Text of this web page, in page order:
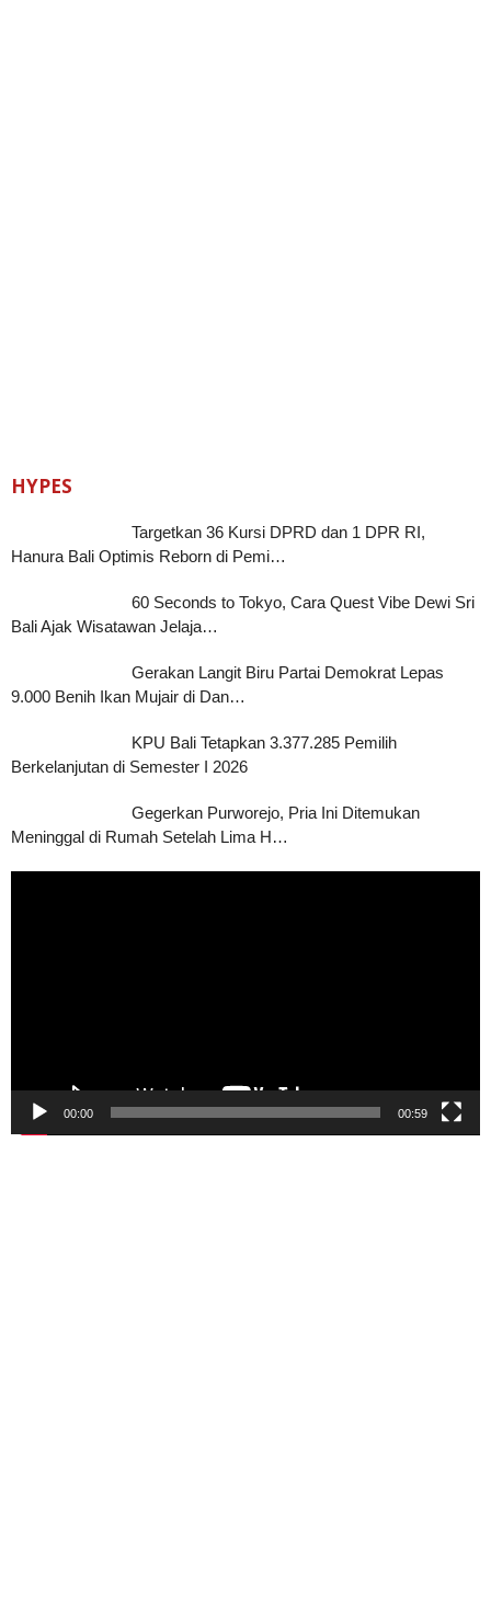
HYPES
Targetkan 36 Kursi DPRD dan 1 DPR RI,
Hanura Bali Optimis Reborn di Pemi…
60 Seconds to Tokyo, Cara Quest Vibe Dewi Sri
Bali Ajak Wisatawan Jelaja…
Gerakan Langit Biru Partai Demokrat Lepas
9.000 Benih Ikan Mujair di Dan…
KPU Bali Tetapkan 3.377.285 Pemilih
Berkelanjutan di Semester I 2026
Gegerkan Purworejo, Pria Ini Ditemukan
Meninggal di Rumah Setelah Lima H…
00:00 00:59